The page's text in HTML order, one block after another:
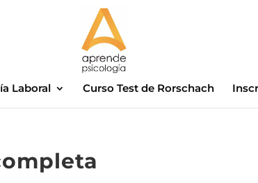
Laboral Curso Test de Rorschach